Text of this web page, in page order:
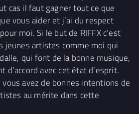
cas il faut gagner tout ce que
vous aider et j’ai du respect
moi. Si le but de RIFFX c’est
jeunes artistes comme moi qui
qui font de la bonne musique,
d’accord avec cet état d’esprit.
avez de bonnes intentions de
au mérite dans cette